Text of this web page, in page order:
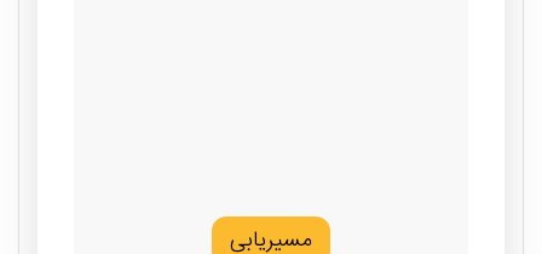
مسیریابی